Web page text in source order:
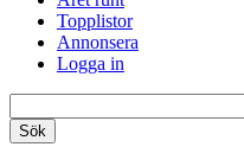
Topplistor
Annonsera
Logga in